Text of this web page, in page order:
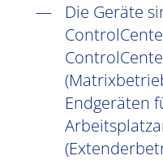
Die Geräte
Endgeräten